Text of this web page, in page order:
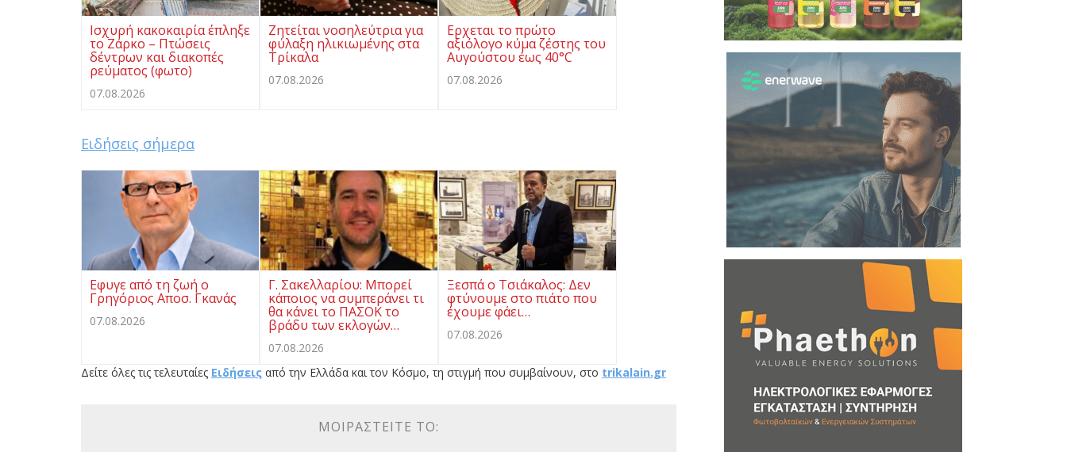
Ισχυρή κακοκαιρία έπληξε
το Ζάρκο – Πτώσεις
δέντρων και διακοπές
ρεύματος (φωτο)
07.08.2026
Ζητείται νοσηλεύτρια για
φύλαξη ηλικιωμένης στα
Τρίκαλα
07.08.2026
Ερχεται το πρώτο
αξιόλογο κύμα ζέστης του
Αυγούστου έως 40°C
07.08.2026
Ειδήσεις σήμερα
Eφυγε από τη ζωή ο
Γρηγόριος Αποσ. Γκανάς
07.08.2026
Γ. Σακελλαρίου: Μπορεί
κάποιος να συμπεράνει τι
θα κάνει το ΠΑΣΟΚ το
βράδυ των εκλογών…
07.08.2026
Ξεσπά ο Τσιάκαλος: Δεν
φτύνουμε στο πιάτο που
έχουμε φάει…
07.08.2026
Δείτε όλες τις τελευταίες Ειδήσεις από την Ελλάδα και τον Κόσμο, τη στιγμή που συμβαίνουν, στο trikalain.gr
ΜΟΙΡΑΣΤΕΊΤΕ ΤΟ: